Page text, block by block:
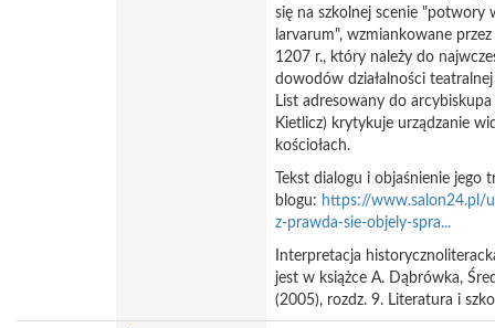
się na szkolnej scenie "potwory
larvarum", wzmiankowane
1207 r., który należy do
dowodów działalności
List adresowany do
Kietlicz) krytykuje urządzanie
kościołach.
Tekst dialogu i objaśnienie jego
blogu: https://www.salon24.pl/
z-prawda-sie-objely-spra...
Interpretacja
jest w książce A. Dąbrówka,
(2005), rozdz. 9. Literatura i